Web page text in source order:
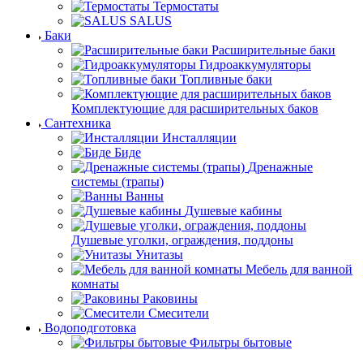
Термостаты
SALUS
Баки
Расширительные баки
Гидроаккумуляторы
Топливные баки
Комплектующие для расширительных баков
Сантехника
Инсталляции
Биде
Дренажные
системы (трапы)
Ванны
Душевые кабины
Душевые уголки, ограждения, поддоны
Унитазы
Мебель для ванной
комнаты
Раковины
Смесители
Водоподготовка
Фильтры бытовые